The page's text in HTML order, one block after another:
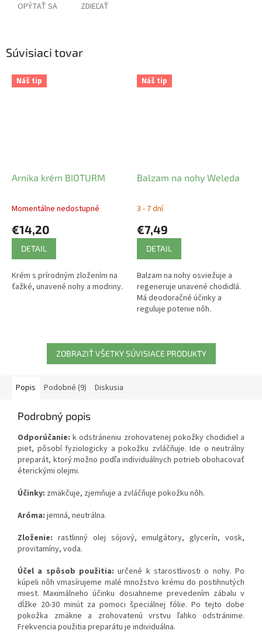
OPÝTAŤ SA ZDIEĽAŤ
Súvisiaci tovar
Náš tip
Arnika krém BIOTURM
Momentálne nedostupné
€14,20
DETAIL
Krém s prírodným zložením na
ťažké, unavené nohy a modriny.
Náš tip
Balzam na nohy Weleda
3 - 7 dní
€7,49
DETAIL
Balzam na nohy osviežuje a
regeneruje unavené chodidlá.
Má deodoračné účinky a
reguluje potenie nôh.
ZOBRAZIŤ VŠETKY SÚVISIACE PRODUKTY
Popis Podobné (9) Diskusia
Podrobný popis
Odporúčanie: k odstráneniu zrohovatenej pokožky chodidiel a
piet, pôsobí fyziologicky a pokožku zvláčňuje. Ide o neutrálny
preparát, ktorý možno podľa individuálnych potrieb obohacovať
éterickými olejmi.
Účinky: zmäkčuje, zjemňuje a zvláčňuje pokožku nôh.
Aróma: jemná, neutrálna.
Zloženie: rastlinný olej sójový, emulgátory, glycerín, vosk,
provitamíny, voda.
Účel a spôsob použitia: určené k starostlivosti o nohy. Po
kúpeli nôh vmasírujeme malé množstvo krému do postihnutých
miest. Maximálneho účinku dosiahneme prevedením zábalu v
dĺžke 20-30 minút za pomoci špeciálnej fólie. Po tejto dobe
pokožka zmäkne a zrohovatenú vrstvu ľahko odstránime.
Frekvencia použitia preparátu je individuálna.